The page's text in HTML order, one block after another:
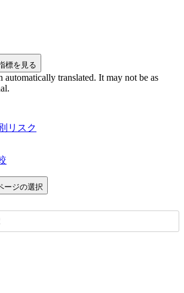
標を見る
automatically translated. It may not be as
.
リスク
ージの選択